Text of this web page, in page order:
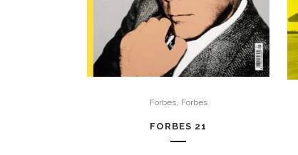
Forbes, Forbes
FORBES 21